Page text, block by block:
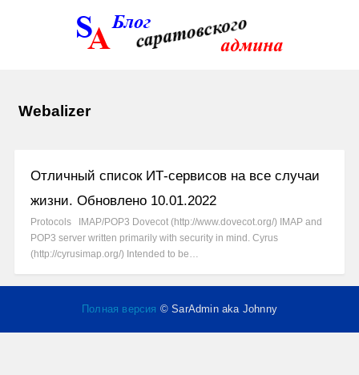
Webalizer
Отличный список ИТ-сервисов на все случаи
жизни. Обновлено 10.01.2022
Protocols IMAP/POP3 Dovecot (http://www.dovecot.org/) IMAP and
POP3 server written primarily with security in mind. Cyrus
(http://cyrusimap.org/) Intended to be…
Полная версия © SarAdmin aka Johnny